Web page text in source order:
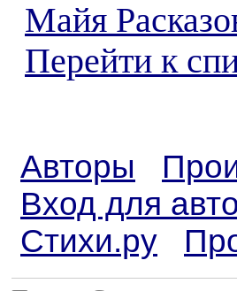
Майя
Перейти к
Авторы
Вход для
Стихи.ру